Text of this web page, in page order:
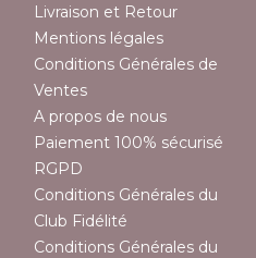
Livraison et Retour
Mentions légales
Conditions Générales de
Ventes
A propos de nous
Paiement 100% sécurisé
RGPD
Conditions Générales du
Club Fidélité
Conditions Générales du